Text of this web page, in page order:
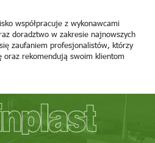
współpracuje z wykonawcami
doradztwo w zakresie najnowszych
zaufaniem profesjonalistów, którzy
oraz rekomendują swoim klientom